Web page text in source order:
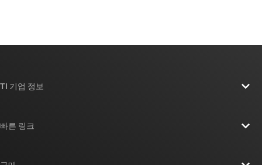
TI 기업 정보
빠른 링크